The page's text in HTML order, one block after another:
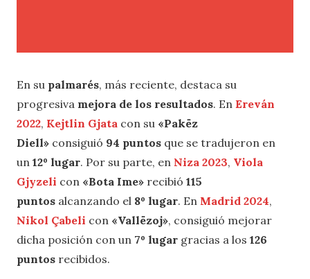
En su palmarés, más reciente, destaca su
progresiva mejora de los resultados. En Ereván
2022, Kejtlin Gjata con su «Pakëz
Diell» consiguió 94 puntos que se tradujeron en
un 12º lugar. Por su parte, en Niza 2023, Viola
Gjyzeli con «Bota Ime» recibió 115
puntos alcanzando el 8º lugar. En Madrid 2024,
Nikol Çabeli con «Vallëzoj», consiguió mejorar
dicha posición con un 7º lugar gracias a los 126
puntos recibidos.